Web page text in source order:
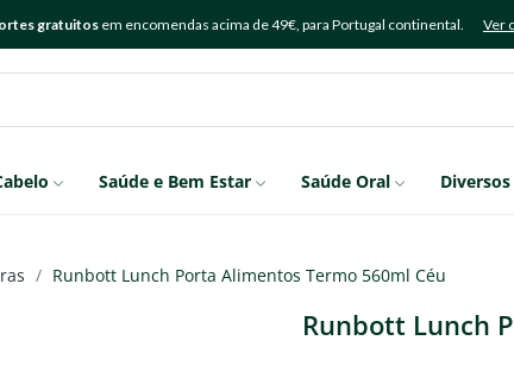
gratuitosem encomendas acima de 49€, para Portugal continental. Ver
Saúde e Bem Estar Saúde Oral Diversos
Runbott Lunch Porta Alimentos Termo 560ml Céu
Runbott Lunch